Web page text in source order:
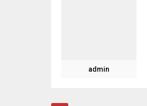
admin